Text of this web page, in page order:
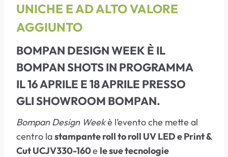
UNICHE E AD ALTO VALORE
AGGIUNTO
BOMPAN DESIGN WEEK È IL
BOMPAN SHOTS IN PROGRAMMA
IL16 APRILE E 18 APRILE PRESSO
GLISHOWROOM BOMPAN.
Bompan Design Weekè l’evento che mette al
centro lastampante roll to roll UV LED e Print &
Cut UCJV330-160e le sue tecnologie